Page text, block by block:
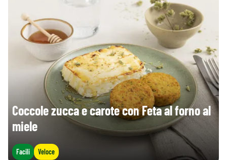
Coccole zucca e carote con Feta al forno al
miele
Facili Veloce